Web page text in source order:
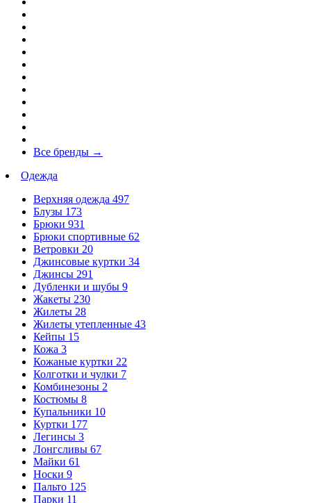
Все бренды →
Одежда
Верхняя одежда 497
Блузы 173
Брюки 931
Брюки спортивные 62
Ветровки 20
Джинсовые куртки 34
Джинсы 291
Дубленки и шубы 9
Жакеты 230
Жилеты 28
Жилеты утепленные 43
Кейпы 15
Кожа 3
Кожаные куртки 22
Колготки и чулки 7
Комбинезоны 2
Костюмы 8
Купальники 10
Куртки 177
Легинсы 3
Лонгсливы 67
Майки 61
Носки 9
Пальто 125
Парки 11